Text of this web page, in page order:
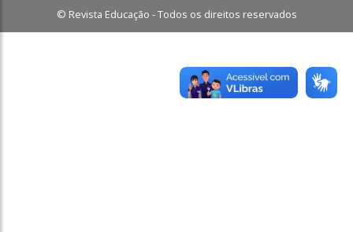
© Revista Educação - Todos os direitos reservados